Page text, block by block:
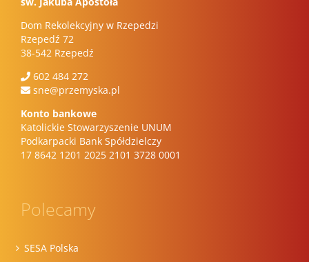
Dom Rekolekcyjny w Rzepedzi
Rzepedź 72
38-542 Rzepedź
602 484 272
sne@przemyska.pl
Konto bankowe
Katolickie Stowarzyszenie UNUM
Podkarpacki Bank Spółdzielczy
17 8642 1201 2025 2101 3728 0001
Polecamy
SESA Polska